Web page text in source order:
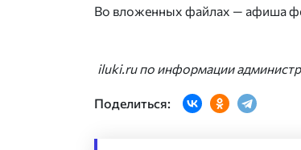
Во вложенных файлах — афиша
iluki.ru по информации
Поделиться: